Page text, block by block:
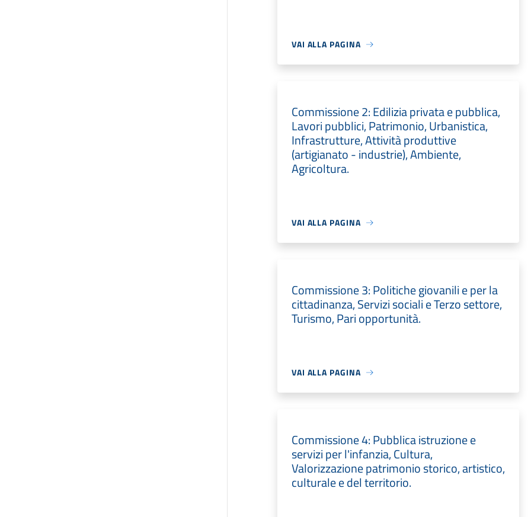
VAI ALLA PAGINA
Commissione 2: Edilizia privata e pubblica,
Lavori pubblici, Patrimonio, Urbanistica,
Infrastrutture, Attività produttive
(artigianato - industrie), Ambiente,
Agricoltura.
VAI ALLA PAGINA
Commissione 3: Politiche giovanili e per la
cittadinanza, Servizi sociali e Terzo settore,
Turismo, Pari opportunità.
VAI ALLA PAGINA
Commissione 4: Pubblica istruzione e
servizi per l'infanzia, Cultura,
Valorizzazione patrimonio storico, artistico,
culturale e del territorio.